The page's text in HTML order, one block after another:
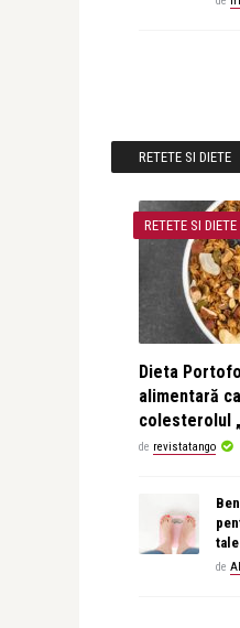
RETETE SI DIETE
RETETE SI DIETE
Dieta
alimentară
colesterolul
de revistatango
tale
de